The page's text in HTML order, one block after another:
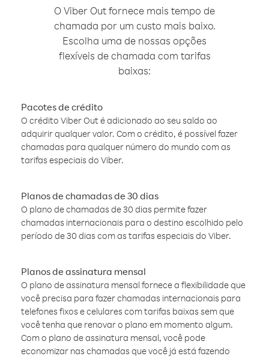
O Viber Out fornece mais tempo de
chamada por um custo mais baixo.
Escolha uma de nossas opções
flexíveis de chamada com tarifas
baixas:
Pacotes de crédito
O crédito Viber Out é adicionado ao seu saldo ao
adquirir qualquer valor. Com o crédito, é possível fazer
chamadas para qualquer número do mundo com as
tarifas especiais do Viber.
Planos de chamadas de 30 dias
O plano de chamadas de 30 dias permite fazer
chamadas internacionais para o destino escolhido pelo
período de 30 dias com as tarifas especiais do Viber.
Planos de assinatura mensal
O plano de assinatura mensal fornece a flexibilidade que
você precisa para fazer chamadas internacionais para
telefones fixos e celulares com tarifas baixas sem que
você tenha que renovar o plano em momento algum.
Com o plano de assinatura mensal, você pode
economizar nas chamadas que você já está fazendo